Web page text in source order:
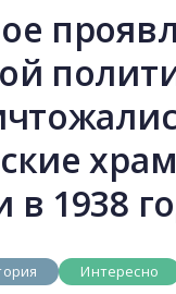
1938
Интересно